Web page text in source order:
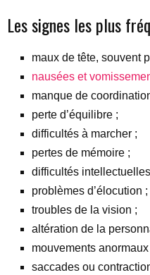
Les signes les plus
maux de tête, souvent
nausées et
manque de
perte d’équilibre ;
difficultés à marcher ;
pertes de mémoire ;
difficultés
problèmes d’élocution ;
troubles de la vision ;
altération de la
mouvements
saccades ou